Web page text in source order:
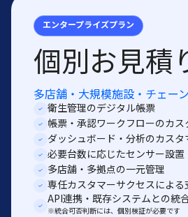
エンタープライズプラン
個別お見積
多店舗・大規模施設・チェー
衛生管理のデジタル帳票
帳票・承認ワークフローのカス
ダッシュボード・分析のカスタ
必要台数に応じたセンサー設置
多店舗・多拠点の一元管理
専任カスタマーサクセスによる
API連携・既存システムとの統
※統合可否判断には、個別検証が必要です